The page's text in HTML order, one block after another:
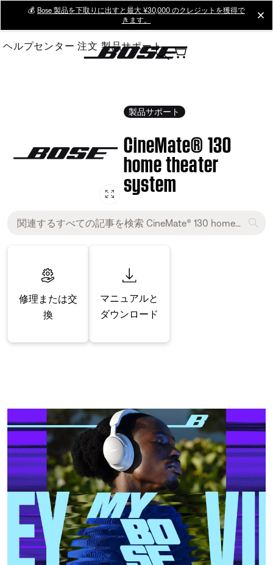
Main
💰 Bose 製品を下取りに出すと最大 ¥30,000 のクレジットを獲得で
きます。
ヘルプセンター 注文 製品サポート
製品サポート
CineMate® 130
home theater
system
修理または交
換
マニュアルと
ダウンロード